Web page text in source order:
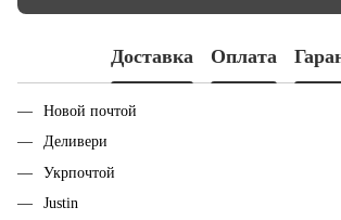
Доставка Оплата
Новой почтой
Деливери
Укрпочтой
Justin